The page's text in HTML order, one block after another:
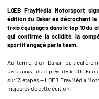
LOEB FrayMédia Motorsport
édition du Dakar en décrochant
trois équipages dans le top 10 du
qui confirme la solidité, la
sportif engagé par le team.
Au terme d’un Dakar
parcourus, dont près de 5 000
sur 13 étapes — LOEB FrayMédia
majeures de cette édition.